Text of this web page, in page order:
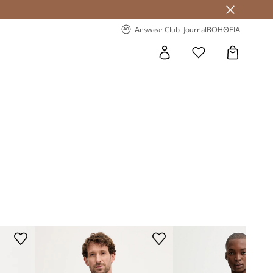
Club
Answear Club JournalΒΟΗΘΕΙΑ